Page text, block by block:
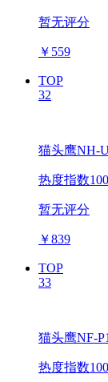
暂无评分
￥ 559
TOP
32
猫头鹰NH-
热度指数100
暂无评分
￥839
TOP
33
猫头鹰NF-
热度指数100